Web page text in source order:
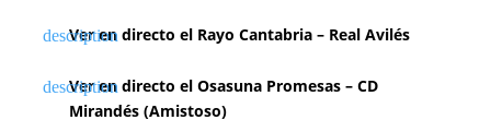
Ver en directo el Rayo Cantabria – Real Avilés
Ver en directo el Osasuna Promesas – CD
Mirandés (Amistoso)